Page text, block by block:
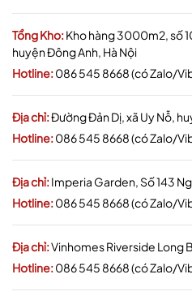
Tổng Kho:Kho hàng 3000m2, số
huyện Đông Anh, Hà Nội
Hotline:086 545 8668 (có Zalo/
Địa chỉ:Đường Đản Dị, xã Uy Nỗ,
Hotline:086 545 8668 (có Zalo/
Địa chỉ:Imperia Garden, Số 143
Hotline:086 545 8668 (có Zalo/
Địa chỉ:Vinhomes Riverside Long
Hotline:086 545 8668 (có Zalo/